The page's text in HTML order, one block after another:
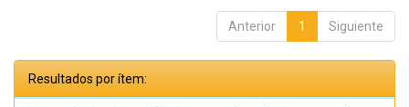
Anterior 1 Siguiente
Resultados por ítem: